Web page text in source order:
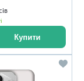
Купити